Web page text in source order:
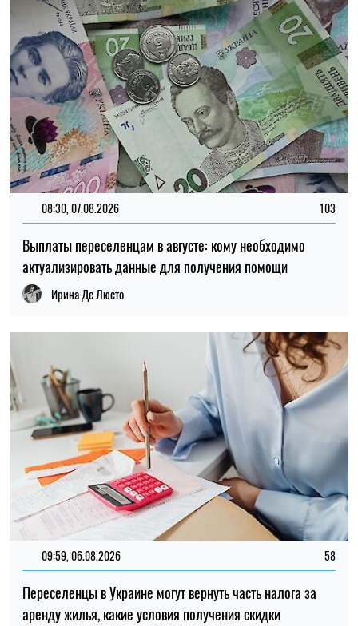
08:30, 07.08.2026 103
Выплаты переселенцам в августе: кому необходимо
актуализировать данные для получения помощи
Ирина Де Люсто
09:59, 06.08.2026 58
Переселенцы в Украине могут вернуть часть налога за
аренду жилья, какие условия получения скидки